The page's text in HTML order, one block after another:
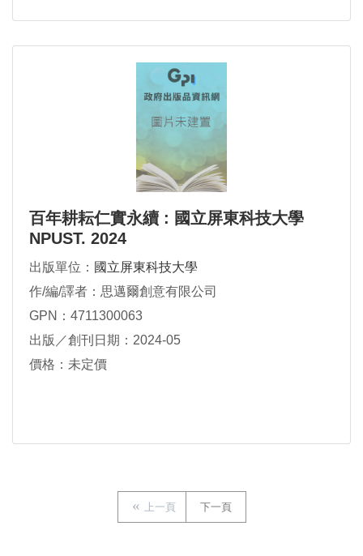
百年耕耘仁實永續 : 國立屏東科技大學
NPUST. 2024
出版單位： 國立屏東科技大學
作/編/譯者：思邁爾創意有限公司
GPN：4711300063
出版／創刊日期：2024-05
價格：未定價
上一頁 下一頁